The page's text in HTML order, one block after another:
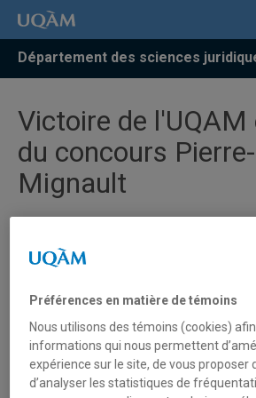
Accéder
recherche
Accéder
menu
pricipal
Accéder
zone
Département des sciences
Victoire de l'UQAM
du concours
Mignault
Concours de plaidoirie Pierre-Basile
Notre équipe était composée de
Marie-Catherine Côté, Adèle Cyr,
David Gravel et Christina Kassab et
Préférences en matière de témoins
Nous utilisons des témoins (cookies)
informations qui nous permettent
expérience sur le site, de vous proposer
d’analyser les statistiques de